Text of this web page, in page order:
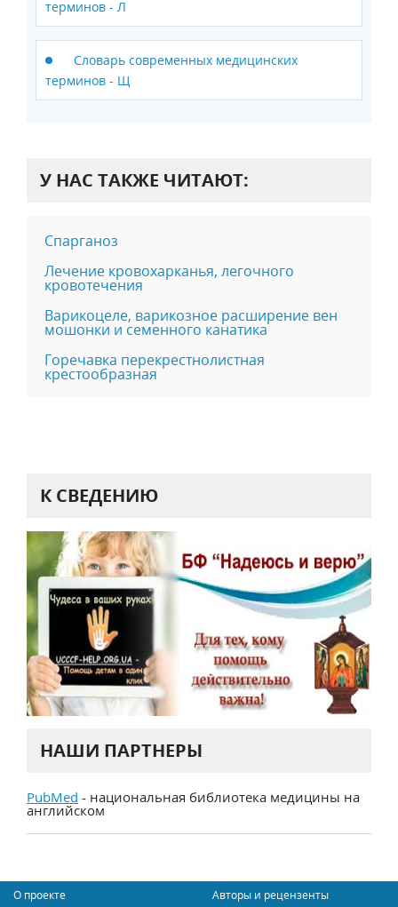
терминов - Л
Словарь современных медицинских
терминов - Щ
У НАС ТАКЖЕ ЧИТАЮТ:
Спарганоз
Лечение кровохарканья, легочного
кровотечения
Варикоцеле, варикозное расширение вен
мошонки и семенного канатика
Горечавка перекрестнолистная
крестообразная
К СВЕДЕНИЮ
НАШИ ПАРТНЕРЫ
PubMed - национальная библиотека медицины на
английском
О проекте Авторы и рецензенты